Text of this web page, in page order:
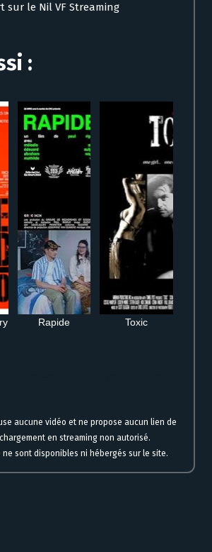
sur le Nil VF Streaming
:
Rapide Toxic
aucune vidéo et ne propose aucun lien de
en streaming non autorisé.
ne sont disponibles ni hébergés sur le site.